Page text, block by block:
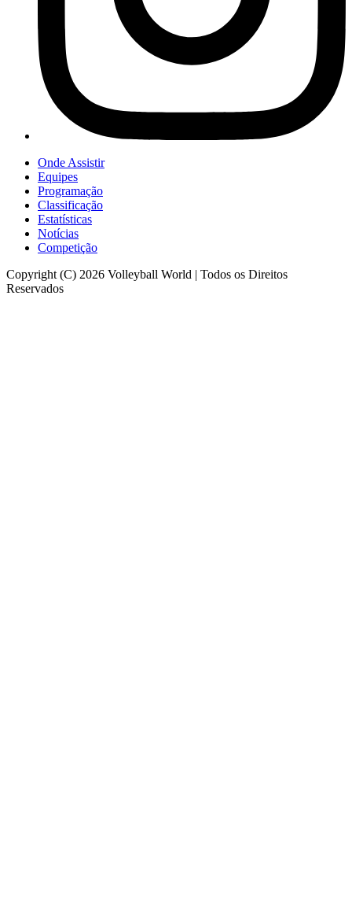
Onde Assistir
Equipes
Programação
Classificação
Estatísticas
Notícias
Competição
Copyright (C) 2026 Volleyball World | Todos os Direitos
Reservados